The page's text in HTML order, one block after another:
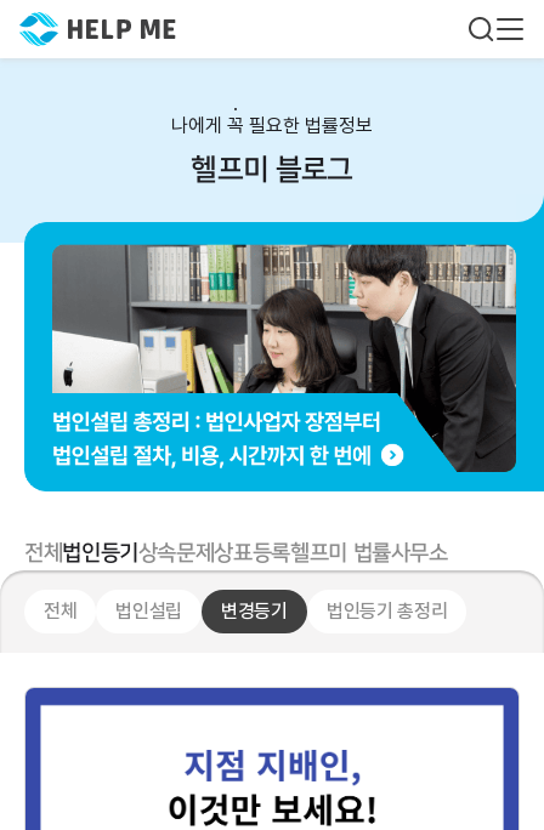
나에게 꼭 필요한 법률정보
헬프미 블로그
전체 법인등기 상속문제상표등록헬프미 법률사무소
전체 법인설립 변경등기 법인등기 총정리